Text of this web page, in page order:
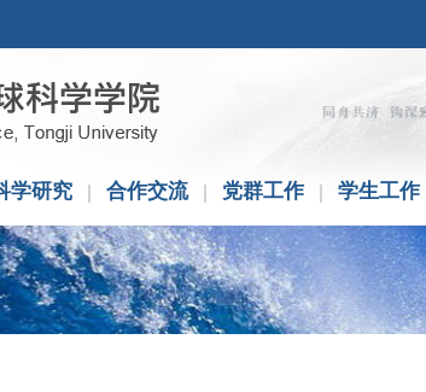
学研究 合作交流 党群工作 学生工作